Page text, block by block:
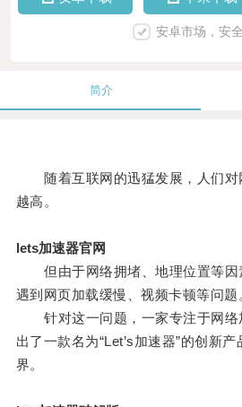
安卓市场，安
简介
随着互联网的迅猛发展，人们对
越高。
lets加速器官网
但由于网络拥堵、地理位置等因
遇到网页加载缓慢、视频卡顿等问题
针对这一问题，一家专注于网络
出了一款名为“Let’s加速器”的创新
界。